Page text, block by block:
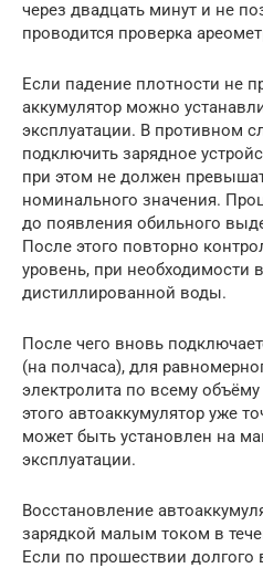
через двадцать минут и не
проводится проверка
Если падение плотности не
аккумулятор можно
эксплуатации. В противном
подключить зарядное
при этом не должен
номинального значения.
до появления обильного
После этого повторно
уровень, при необходимости
дистиллированной воды.
После чего вновь
(на полчаса), для
электролита по всему
этого автоаккумулятор уже
может быть установлен на
эксплуатации.
Восстановление
зарядкой малым током в
Если по прошествии долгого